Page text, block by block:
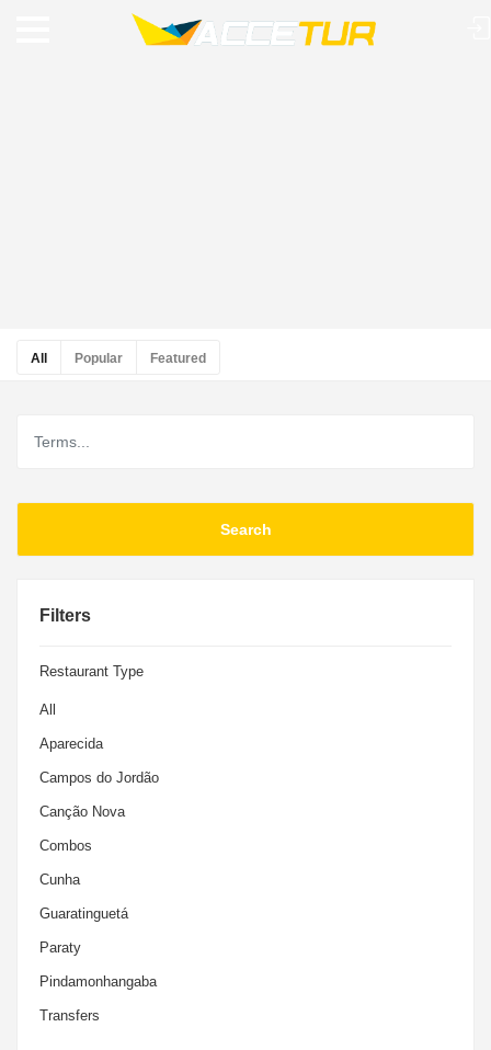
Passeios e romarias compartilhadas com preços especias!
All Popular Featured
Filters
Restaurant Type
All
Aparecida
Campos do Jordão
Canção Nova
Combos
Cunha
Guaratinguetá
Paraty
Pindamonhangaba
Transfers